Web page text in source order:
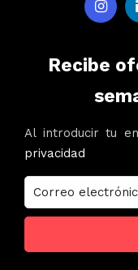
Recibe
Al introducir tu
privacidad